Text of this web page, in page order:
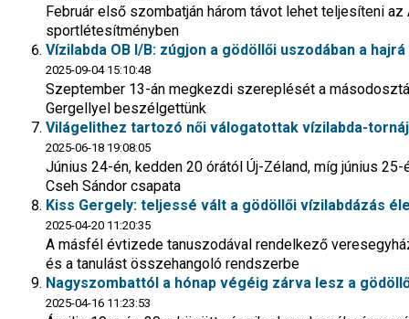
Február első szombatján három távot lehet teljesíteni
sportlétesítményben
Vízilabda OB I/B: zúgjon a gödöllői uszodában a hajrá
2025-09-04 15:10:48
Szeptember 13-án megkezdi szereplését a
Gergellyel beszélgettünk
Világelithez tartozó női válogatottak vízilabda-
2025-06-18 19:08:05
Június 24-én, kedden 20 órától Új-Zéland, míg június
Cseh Sándor csapata
Kiss Gergely: teljessé vált a gödöllői vízilabdázás
2025-04-20 11:20:35
A másfél évtizede tanuszodával rendelkező
és a tanulást összehangoló rendszerbe
Nagyszombattól a hónap végéig zárva lesz a
2025-04-16 11:23:53